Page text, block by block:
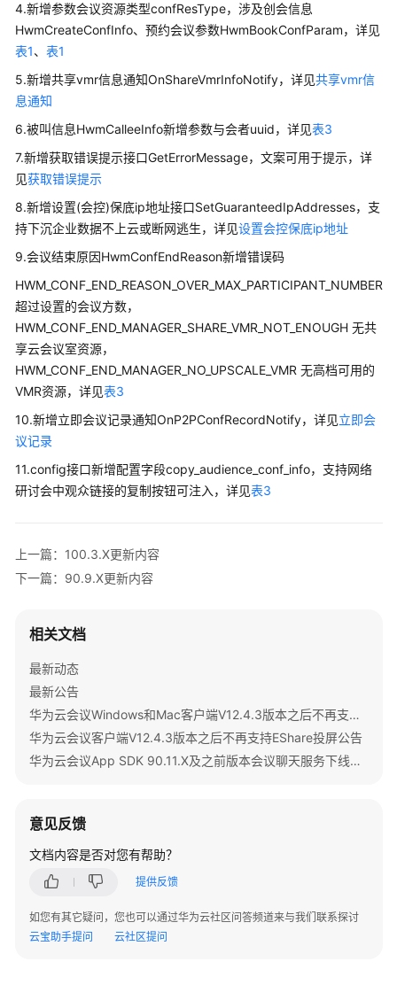
说
明
购
买
南
快
入
门
理
员
指
南
视
频
议
用
户
网
络
讨
用
户
指
南
智
议
用
南
4.新增参数会议资源类型confResType，涉及创会信息
HwmCreateConfInfo、预约会议参数HwmBookConfParam，详见
表1、 表1
5.新增共享vmr信息通知OnShareVmrInfoNotify，详见共享vmr信
息通知
6.被叫信息HwmCalleeInfo新增参数与会者uuid，详见表3
7.新增获取错误提示接口GetErrorMessage，文案可用于提示，详
见获取错误提示
8.新增设置(会控)保底ip地址接口SetGuaranteedIpAddresses，支
持下沉企业数据不上云或断网逃生，详见设置会控保底ip地址
9.会议结束原因HwmConfEndReason新增错误码
HWM_CONF_END_REASON_OVER_MAX_PARTICIPANT_NUMBER
超过设置的会议方数，
HWM_CONF_END_MANAGER_SHARE_VMR_NOT_ENOUGH 无共
享云会议室资源，
HWM_CONF_END_MANAGER_NO_UPSCALE_VMR 无高档可用的
VMR资源，详见表3
10.新增立即会议记录通知OnP2PConfRecordNotify，详见立即会
议记录
11.config接口新增配置字段copy_audience_conf_info，支持网络
研讨会中观众链接的复制按钮可注入，详见表3
上一篇：100.3.X更新内容
下一篇：90.9.X更新内容
相关文档
最新动态
最新公告
华为云会议Windows和Mac客户端V12.4.3版本之后不再支持IdeaShare投屏公告
华为云会议客户端V12.4.3版本之后不再支持EShare投屏公告
华为云会议App SDK 90.11.X及之前版本会议聊天服务下线公告
意见反馈
文档内容是否对您有帮助？
提供反馈
如您有其它疑问，您也可以通过华为云社区问答频道来与我们联系探讨
云宝助手提问
云社区提问